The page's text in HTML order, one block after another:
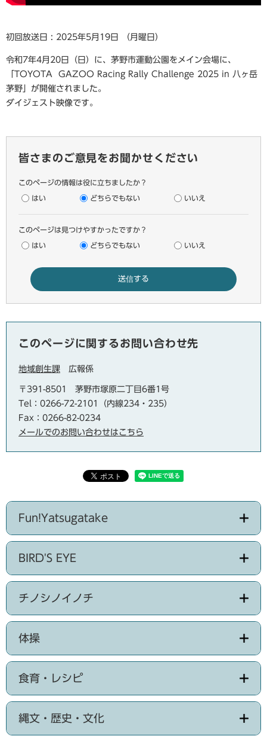
初回放送日 : 2025年5月19日 （月曜日）
令和7年4月20日（日）に、茅野市運動公園をメイン会場に、
「TOYOTA GAZOO Racing Rally Challenge 2025 in 八ヶ岳
茅野」が開催されました。
ダイジェスト映像です。
皆さまのご意見をお聞かせください
このページの情報は役に立ちましたか？
はい どちらでもない いいえ
このページは見つけやすかったですか？
はい どちらでもない いいえ
このページに関するお問い合わせ先
地域創生課 広報係
〒391-8501
茅野市塚原二丁目6番1号
Tel：0266-72-2101（内線234・235）
Fax：0266-82-0234
メールでのお問い合わせはこちら
Fun!Yatsugatake
BIRD'S EYE
チノシノイノチ
体操
食育・レシピ
縄文・歴史・文化